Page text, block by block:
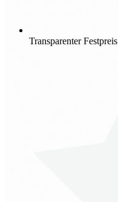
Transparenter Festpreis